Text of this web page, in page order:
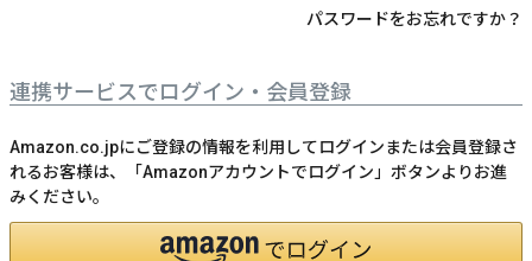
パスワードをお忘れですか？
連携サービスでログイン・会員登録
Amazon.co.jpにご登録の情報を利用してログインまたは会員登録さ
れるお客様は、「Amazonアカウントでログイン」ボタンよりお進
みください。